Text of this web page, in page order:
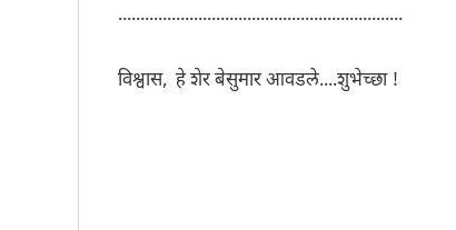
................................................................
विश्वास, हे शेर बेसुमार आवडले....शुभेच्छा !